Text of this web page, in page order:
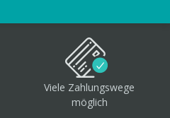
Viele Zahlungswege
möglich